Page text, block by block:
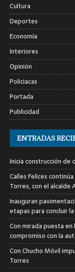
Cultura
Deportes
Economía
Interiores
Opinión
Policiacas
Portada
Publicidad
ENTRADAS
Inicia construcción de
Calles Felices
Torres, con el alcalde
Inauguran
etapas para concluir
Con mirada puesta
compromiso con la
Con Chucho Móvil
Torres